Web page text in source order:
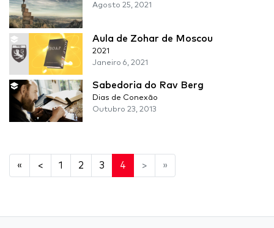
Agosto 25, 2021
Aula de Zohar de Moscou
2021
Janeiro 6, 2021
Sabedoria do Rav Berg
Dias de Conexão
Outubro 23, 2013
« < 1 2 3 4 > »